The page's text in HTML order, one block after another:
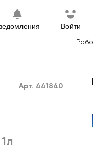
Войти
Арт. 441840
1л